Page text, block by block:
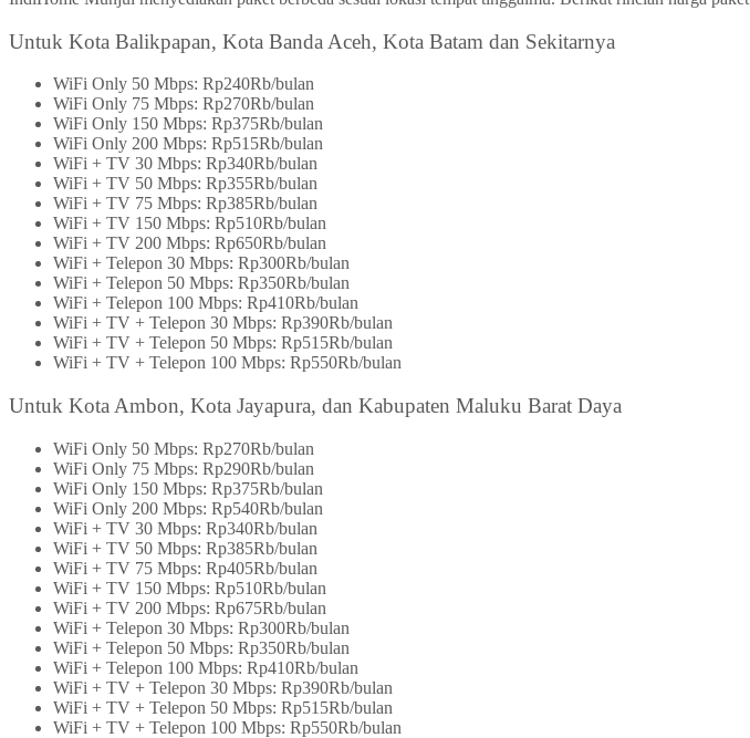
Untuk Kota Balikpapan, Kota Banda Aceh, Kota Batam dan Sekitarnya
WiFi Only 50 Mbps: Rp240Rb/bulan
WiFi Only 75 Mbps: Rp270Rb/bulan
WiFi Only 150 Mbps: Rp375Rb/bulan
WiFi Only 200 Mbps: Rp515Rb/bulan
WiFi + TV 30 Mbps: Rp340Rb/bulan
WiFi + TV 50 Mbps: Rp355Rb/bulan
WiFi + TV 75 Mbps: Rp385Rb/bulan
WiFi + TV 150 Mbps: Rp510Rb/bulan
WiFi + TV 200 Mbps: Rp650Rb/bulan
WiFi + Telepon 30 Mbps: Rp300Rb/bulan
WiFi + Telepon 50 Mbps: Rp350Rb/bulan
WiFi + Telepon 100 Mbps: Rp410Rb/bulan
WiFi + TV + Telepon 30 Mbps: Rp390Rb/bulan
WiFi + TV + Telepon 50 Mbps: Rp515Rb/bulan
WiFi + TV + Telepon 100 Mbps: Rp550Rb/bulan
Untuk Kota Ambon, Kota Jayapura, dan Kabupaten Maluku Barat Daya
WiFi Only 50 Mbps: Rp270Rb/bulan
WiFi Only 75 Mbps: Rp290Rb/bulan
WiFi Only 150 Mbps: Rp375Rb/bulan
WiFi Only 200 Mbps: Rp540Rb/bulan
WiFi + TV 30 Mbps: Rp340Rb/bulan
WiFi + TV 50 Mbps: Rp385Rb/bulan
WiFi + TV 75 Mbps: Rp405Rb/bulan
WiFi + TV 150 Mbps: Rp510Rb/bulan
WiFi + TV 200 Mbps: Rp675Rb/bulan
WiFi + Telepon 30 Mbps: Rp300Rb/bulan
WiFi + Telepon 50 Mbps: Rp350Rb/bulan
WiFi + Telepon 100 Mbps: Rp410Rb/bulan
WiFi + TV + Telepon 30 Mbps: Rp390Rb/bulan
WiFi + TV + Telepon 50 Mbps: Rp515Rb/bulan
WiFi + TV + Telepon 100 Mbps: Rp550Rb/bulan